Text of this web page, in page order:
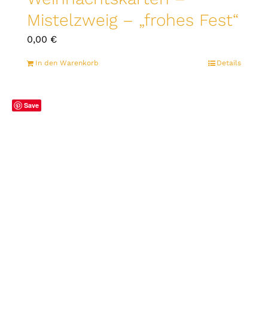
Mistelzweig – „frohes Fest“
0,00 €
In den Warenkorb Details
Save